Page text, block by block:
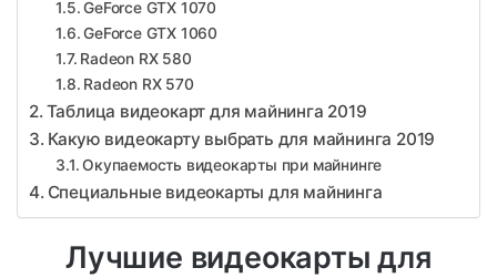
GeForce GTX 1070
GeForce GTX 1060
Radeon RX 580
Radeon RX 570
Таблица видеокарт для майнинга 2019
Какую видеокарту выбрать для майнинга 2019
Окупаемость видеокарты при майнинге
Специальные видеокарты для майнинга
Лучшие видеокарты для